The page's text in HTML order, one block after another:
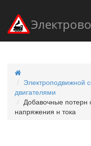
Электроподвижной
двигателями
Добавочные потерн
напряжения н тока